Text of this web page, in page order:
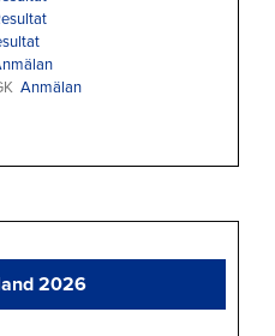
Anmälan
2026